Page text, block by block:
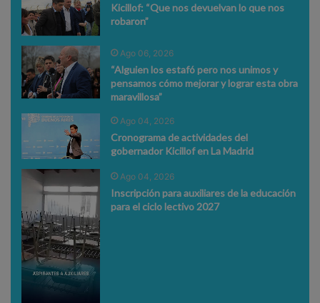
Kicillof: “Que nos devuelvan lo que nos
robaron”
Ago 06, 2026
“Alguien los estafó pero nos unimos y
pensamos cómo mejorar y lograr esta obra
maravillosa”
Ago 04, 2026
Cronograma de actividades del
gobernador Kicillof en La Madrid
Ago 04, 2026
Inscripción para auxiliares de la educación
para el ciclo lectivo 2027